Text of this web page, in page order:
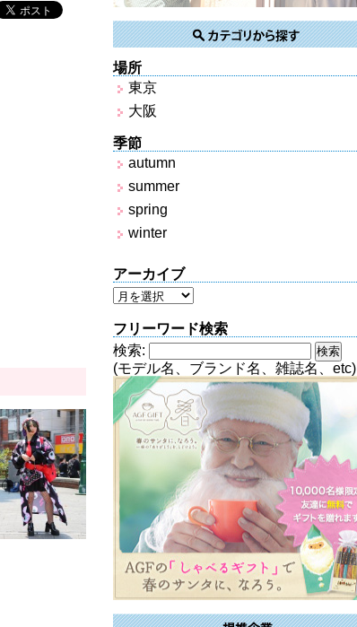
場所
東京
大阪
季節
autumn
summer
spring
winter
アーカイブ
フリーワード検索
検索:
(モデル名、ブランド名、雑誌名、etc)